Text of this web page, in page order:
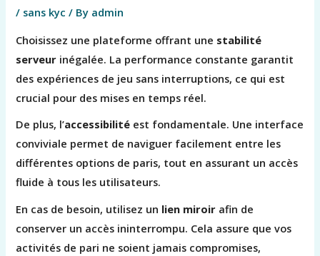
/ sans kyc / By admin
Choisissez une plateforme offrant une stabilité
serveur inégalée. La performance constante garantit
des expériences de jeu sans interruptions, ce qui est
crucial pour des mises en temps réel.
De plus, l’accessibilité est fondamentale. Une interface
conviviale permet de naviguer facilement entre les
différentes options de paris, tout en assurant un accès
fluide à tous les utilisateurs.
En cas de besoin, utilisez un lien miroir afin de
conserver un accès ininterrompu. Cela assure que vos
activités de pari ne soient jamais compromises,